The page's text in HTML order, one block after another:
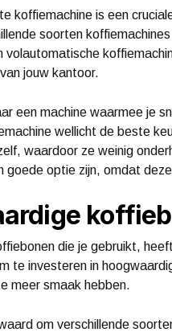
koffiemachine is een
soorten
volautomatische
jouw kantoor.
een machine waarmee je
wellicht de beste
waardoor ze weinig
goede optie zijn, omdat
die je gebruikt,
te investeren in
meer smaak hebben.
om verschillende